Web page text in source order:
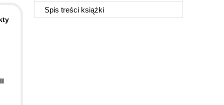
Spis treści książki